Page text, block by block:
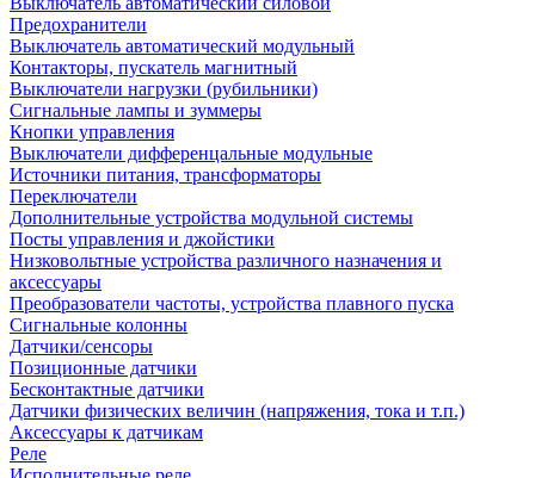
Предохранители
Выключатель автоматический модульный
Контакторы, пускатель магнитный
Выключатели нагрузки (рубильники)
Сигнальные лампы и зуммеры
Кнопки управления
Выключатели дифференцальные модульные
Источники питания, трансформаторы
Переключатели
Дополнительные устройства модульной системы
Посты управления и джойстики
Низковольтные устройства различного назначения и
аксессуары
Преобразователи частоты, устройства плавного пуска
Сигнальные колонны
Датчики/сенсоры
Позиционные датчики
Бесконтактные датчики
Датчики физических величин (напряжения, тока и т.п.)
Аксессуары к датчикам
Реле